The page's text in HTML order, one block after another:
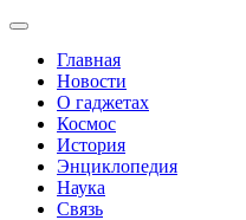
Главная
Новости
О гаджетах
Космос
История
Энциклопедия
Наука
Связь